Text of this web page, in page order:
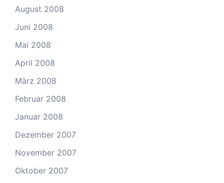
August 2008
Juni 2008
Mai 2008
April 2008
März 2008
Februar 2008
Januar 2008
Dezember 2007
November 2007
Oktober 2007